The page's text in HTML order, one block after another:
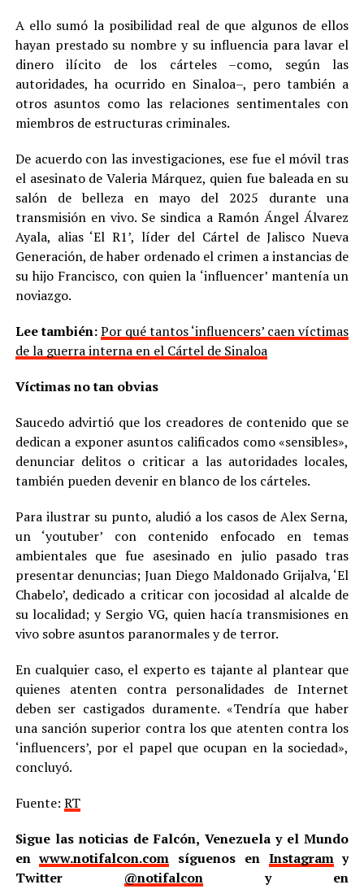
A ello sumó la posibilidad real de que algunos de ellos
hayan prestado su nombre y su influencia para lavar el
dinero ilícito de los cárteles –como, según las
autoridades, ha ocurrido en Sinaloa–, pero también a
otros asuntos como las relaciones sentimentales con
miembros de estructuras criminales.
De acuerdo con las investigaciones, ese fue el móvil tras
el asesinato de Valeria Márquez, quien fue baleada en su
salón de belleza en mayo del 2025 durante una
transmisión en vivo. Se sindica a Ramón Ángel Álvarez
Ayala, alias ‘El R1’, líder del Cártel de Jalisco Nueva
Generación, de haber ordenado el crimen a instancias de
su hijo Francisco, con quien la ‘influencer’ mantenía un
noviazgo.
Lee también:Por qué tantos ‘influencers’ caen víctimas
de la guerra interna en el Cártel de Sinaloa
Víctimas no tan obvias
Saucedo advirtió que los creadores de contenido que se
dedican a exponer asuntos calificados como «sensibles»,
denunciar delitos o criticar a las autoridades locales,
también pueden devenir en blanco de los cárteles.
Para ilustrar su punto, aludió a los casos de Alex Serna,
un ‘youtuber’ con contenido enfocado en temas
ambientales que fue asesinado en julio pasado tras
presentar denuncias; Juan Diego Maldonado Grijalva, ‘El
Chabelo’, dedicado a criticar con jocosidad al alcalde de
su localidad; y Sergio VG, quien hacía transmisiones en
vivo sobre asuntos paranormales y de terror.
En cualquier caso, el experto es tajante al plantear que
quienes atenten contra personalidades de Internet
deben ser castigados duramente. «Tendría que haber
una sanción superior contra los que atenten contra los
‘influencers’, por el papel que ocupan en la sociedad»,
concluyó.
Fuente: RT
Sigue las noticias de Falcón, Venezuela y el Mundo
enwww.notifalcon.com síguenos en Instagramy
Twitter @notifalcony en